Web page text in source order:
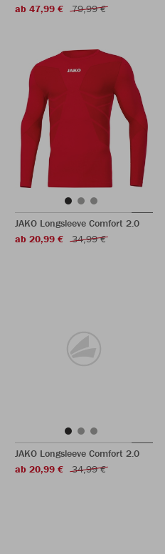
ab 47,99 €
79,99 €
JAKO Longsleeve Comfort 2.0
ab 20,99 €
34,99 €
JAKO Longsleeve Comfort 2.0
ab 20,99 €
34,99 €